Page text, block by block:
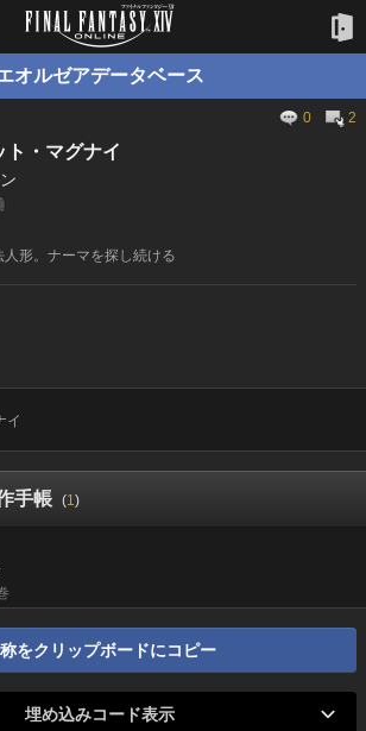
オルゼアデータベース
0 2
ト・マグナイ
形。ナーマを探し続ける
イ
手帳 (1)
をクリップボードにコピー
埋め込みコード表示